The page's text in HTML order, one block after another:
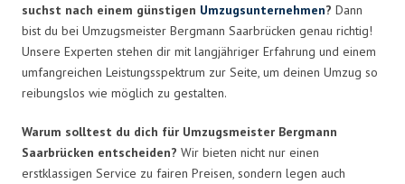
suchst nach einem günstigen Umzugsunternehmen? Dann
bist du bei Umzugsmeister Bergmann Saarbrücken genau richtig!
Unsere Experten stehen dir mit langjähriger Erfahrung und einem
umfangreichen Leistungsspektrum zur Seite, um deinen Umzug so
reibungslos wie möglich zu gestalten.
Warum solltest du dich für Umzugsmeister Bergmann
Saarbrücken entscheiden? Wir bieten nicht nur einen
erstklassigen Service zu fairen Preisen, sondern legen auch